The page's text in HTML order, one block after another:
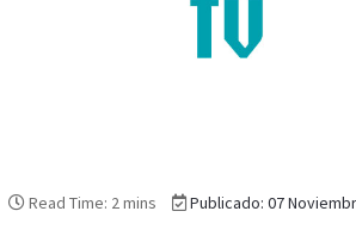
Read Time: 2 mins Publicado: 07